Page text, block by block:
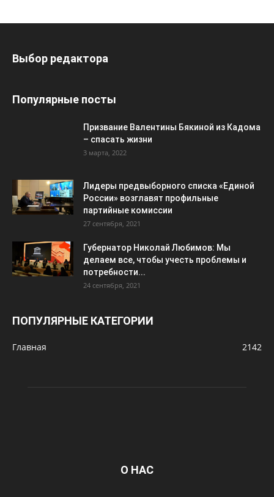
Выбор редактора
Популярные посты
Призвание Валентины Бякиной из Кадома
– спасать жизни
3 марта, 2022
Лидеры предвыборного списка «Единой
России» возглавят профильные
партийные комиссии
27 сентября, 2021
Губернатор Николай Любимов: Мы
делаем все, чтобы учесть проблемы и
потребности...
24 сентября, 2021
ПОПУЛЯРНЫЕ КАТЕГОРИИ
Главная 2142
О НАС